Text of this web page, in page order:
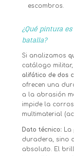
escombros.
¿Qué pintura
batalla?
Si analizamos
catálogo
alifático de dos
ofrecen una
a la abrasión
impide la
multimaterial
Dato técnico: La
duradera, sino
absoluto. El